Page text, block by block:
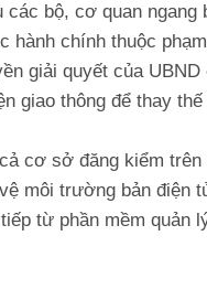
các bộ, cơ quan
hành chính thuộc
giải quyết của
giao thông để thay
cơ sở đăng kiểm
môi trường bản điện
từ phần mềm quản